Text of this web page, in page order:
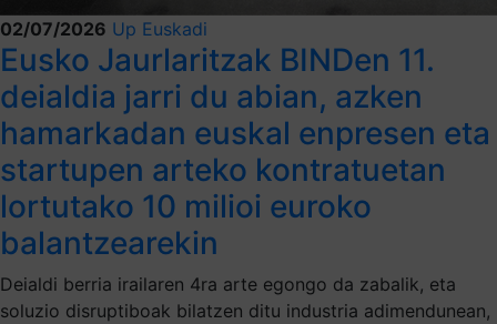
02/07/2026 Up Euskadi
Eusko Jaurlaritzak BINDen 11.
deialdia jarri du abian, azken
hamarkadan euskal enpresen eta
startupen arteko kontratuetan
lortutako 10 milioi euroko
balantzearekin
Deialdi berria irailaren 4ra arte egongo da zabalik, eta
soluzio disruptiboak bilatzen ditu industria adimendunean,